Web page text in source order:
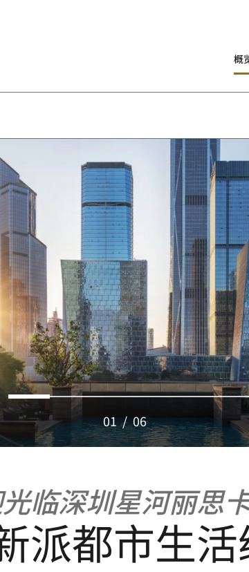
概
0 1 2 3 4 5
01/06
临深圳星河丽思
派都市生活